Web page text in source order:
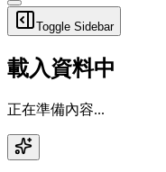
Toggle Sidebar
載入資料中
正在準備內容...